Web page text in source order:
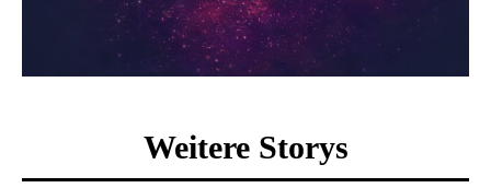
Weitere Storys